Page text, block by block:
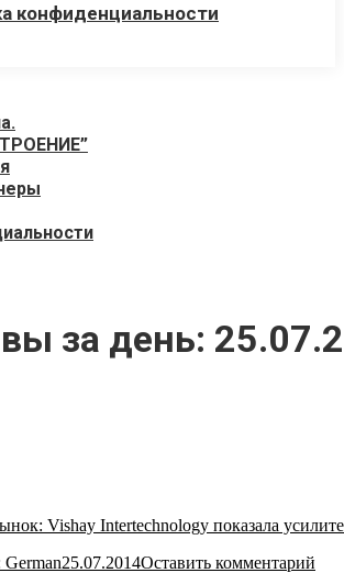
конфиденциальности
за день:
Vishay Intertechnology показала
German25.07.2014Оставить комментарий